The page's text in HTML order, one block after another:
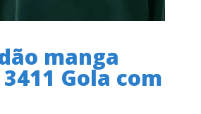
manga
Gola com